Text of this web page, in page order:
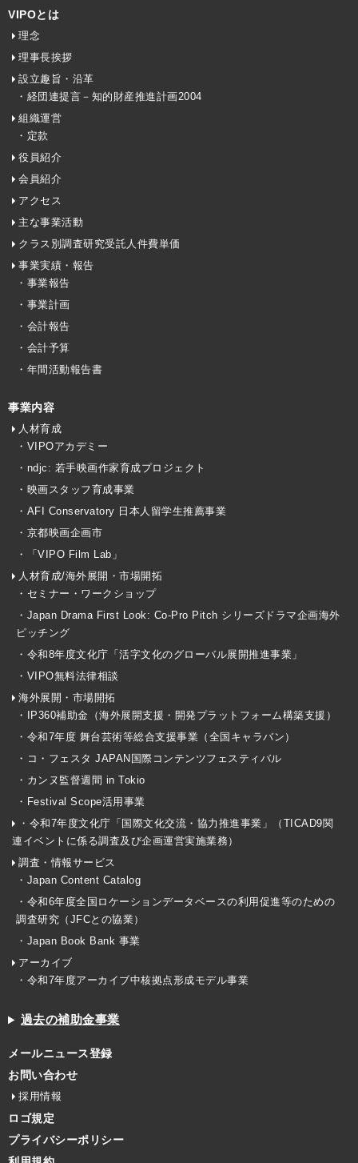
VIPOとは
理念
理事長挨拶
設立趣旨・沿革
・経団連提言－知的財産推進計画2004
組織運営
・定款
役員紹介
会員紹介
アクセス
主な事業活動
クラス別調査研究受託人件費単価
事業実績・報告
・事業報告
・事業計画
・会計報告
・会計予算
・年間活動報告書
事業内容
人材育成
・VIPOアカデミー
・ndjc: 若手映画作家育成プロジェクト
・映画スタッフ育成事業
・AFI Conservatory 日本人留学生推薦事業
・京都映画企画市
・「VIPO Film Lab」
人材育成/海外展開・市場開拓
・セミナー・ワークショップ
・Japan Drama First Look: Co-Pro Pitch シリーズドラマ企画海外
ピッチング
・令和8年度文化庁「活字文化のグローバル展開推進事業」
・VIPO無料法律相談
海外展開・市場開拓
・IP360補助金（海外展開支援・開発プラットフォーム構築支援）
・令和7年度 舞台芸術等総合支援事業（全国キャラバン）
・コ・フェスタ JAPAN国際コンテンツフェスティバル
・カンヌ監督週間 in Tokio
・Festival Scope活用事業
・令和7年度文化庁「国際文化交流・協力推進事業」（TICAD9関
連イベントに係る調査及び企画運営実施業務）
調査・情報サービス
・Japan Content Catalog
・令和6年度全国ロケーションデータベースの利用促進等のための
調査研究（JFCとの協業）
・Japan Book Bank 事業
アーカイブ
・令和7年度アーカイブ中核拠点形成モデル事業
過去の補助金事業
メールニュース登録
お問い合わせ
採用情報
ロゴ規定
プライバシーポリシー